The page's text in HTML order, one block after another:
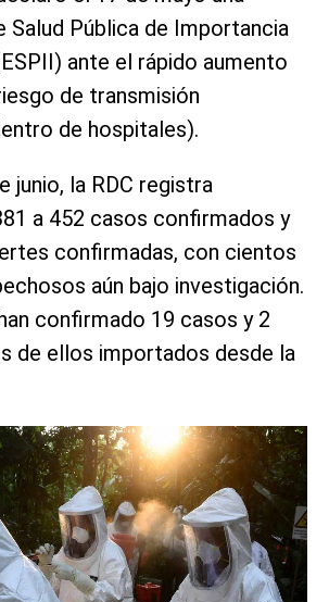
Salud Pública de Importancia
ante el rápido aumento
de transmisión
de hospitales).
junio, la RDC registra
a 452 casos confirmados y
confirmadas, con cientos
aún bajo investigación.
confirmado 19 casos y 2
de ellos importados desde la